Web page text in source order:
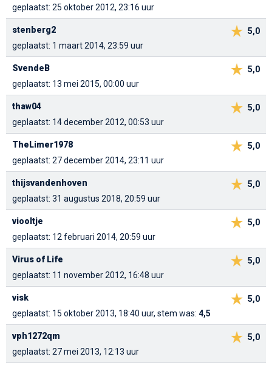
geplaatst: 25 oktober 2012, 23:16 uur
5,0
stenberg2
geplaatst: 1 maart 2014, 23:59 uur
5,0
SvendeB
geplaatst: 13 mei 2015, 00:00 uur
5,0
thaw04
geplaatst: 14 december 2012, 00:53 uur
5,0
TheLimer1978
geplaatst: 27 december 2014, 23:11 uur
5,0
thijsvandenhoven
geplaatst: 31 augustus 2018, 20:59 uur
5,0
viooltje
geplaatst: 12 februari 2014, 20:59 uur
5,0
Virus of Life
geplaatst: 11 november 2012, 16:48 uur
5,0
visk
geplaatst: 15 oktober 2013, 18:40 uur, stem was: 4,5
5,0
vph1272qm
geplaatst: 27 mei 2013, 12:13 uur